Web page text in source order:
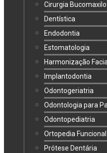
Cirurgia
Dentística
Endodontia
Estomatologia
Harmonização Facial
Implantodontia
Odontogeriatria
Odontologia para
Odontopediatria
Ortopedia
Prótese Dentária